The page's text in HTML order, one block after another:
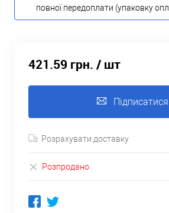
повної передоплати (упаковку
421.59 грн. / шт
Підписатися
Розрахувати доставку
Розпродано